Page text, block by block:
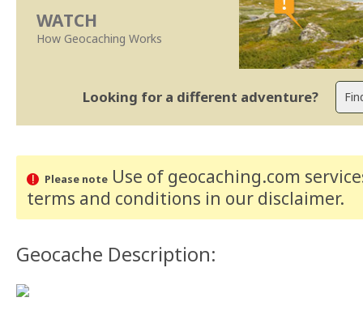
WATCH
How Geocaching Works
Looking for a different adventure?
Please noteUse of geocaching.com
terms and conditions in our disclaimer.
Geocache Description: